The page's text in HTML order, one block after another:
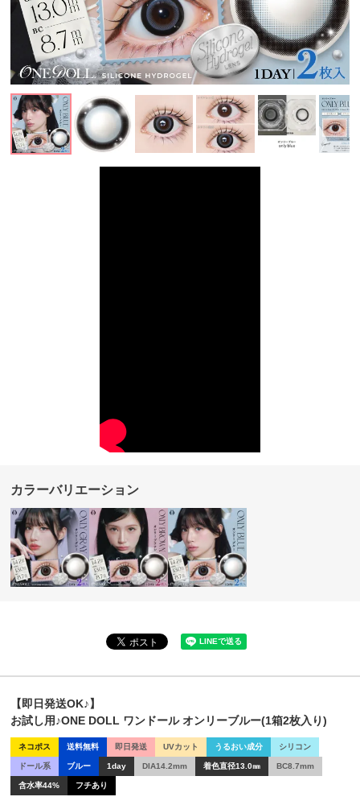
カラーバリエーション
【即日発送OK♪】
お試し用♪ONE DOLL ワンドール オンリーブルー(1箱2枚入り)
ネコポス 送料無料 即日発送 UVカット うるおい成分 シリコン
ドール系 ブルー 1day DIA14.2mm 着色直径13.0㎜ BC8.7mm
含水率44% フチあり